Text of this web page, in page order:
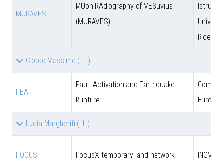
MURAVES
MUon RAdiography of VESuvius
(MURAVES)
Cocco Massimo ( 1 )
FEAR
Fault Activation and Earthquake
Rupture
Lucia Margheriti ( 1 )
FOCUS FocusX temporary land-network INGV